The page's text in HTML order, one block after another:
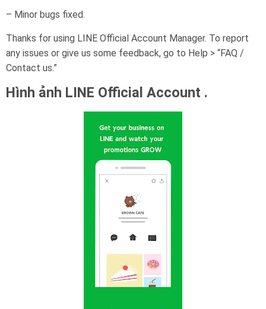
– Minor bugs fixed.
Thanks for using LINE Official Account Manager. To report
any issues or give us some feedback, go to Help > “FAQ /
Contact us.”
Hình ảnh LINE Official Account .